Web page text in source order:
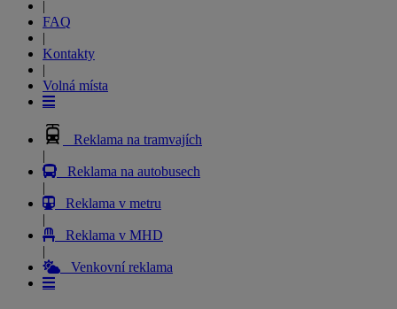
|
FAQ
|
Kontakty
|
Volná místa
Reklama na tramvajích
|
Reklama na autobusech
|
Reklama v metru
|
Reklama v MHD
|
Venkovní reklama